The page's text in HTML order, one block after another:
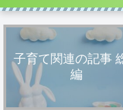
子育て関連の記事
編